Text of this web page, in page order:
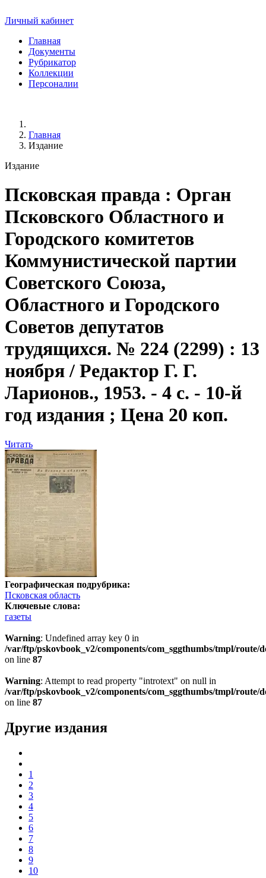
Личный кабинет
Главная
Документы
Рубрикатор
Коллекции
Персоналии
Главная
Издание
Издание
Псковская правда : Орган
Псковского Областного и
Городского комитетов
Коммунистической партии
Советского Союза,
Областного и Городского
Советов депутатов
трудящихся. № 224 (2299) : 13
ноября / Редактор Г. Г.
Ларионов., 1953. - 4 с. - 10-й
год издания ; Цена 20 коп.
Читать
Географическая подрубрика:
Псковская область
Ключевые слова:
газеты
Warning: Undefined array key 0 in
/var/ftp/pskovbook_v2/components/com_sggthumbs/tmpl/route/
on line 87
Warning: Attempt to read property "introtext" on null in
/var/ftp/pskovbook_v2/components/com_sggthumbs/tmpl/route/
on line 87
Другие издания
1
2
3
4
5
6
7
8
9
10